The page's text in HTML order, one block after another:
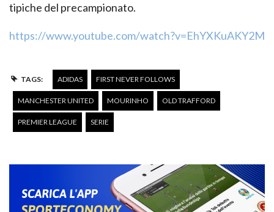
tipiche del precampionato.
https://www.youtube.com/watch?v=EhYXKuAKY2M
TAGS: ADIDAS FIRST NEVER FOLLOWS
MANCHESTER UNITED MOURINHO OLD TRAFFORD
PREMIER LEAGUE SERIE